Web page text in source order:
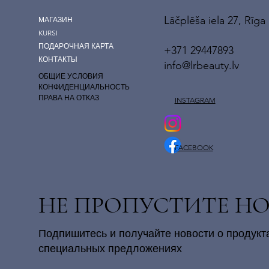
МАГАЗИН
KURSI
ПОДАРОЧНАЯ КАРТА
КОНТАКТЫ
ОБЩИЕ УСЛОВИЯ
КОНФИДЕНЦИАЛЬНОСТЬ
ПРАВА НА ОТКАЗ
Lāčplēša iela 27, Rīga
+371 29447893
info@lrbeauty.lv
INSTAGRAM
FACEBOOK
НЕ ПРОПУСТИТЕ
Подпишитесь и получайте новости о
специальных предложениях